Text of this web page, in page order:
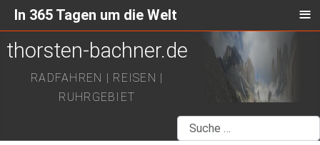
thorsten-bachner.de
RADFAHREN | REISEN |
RUHRGEBIET
Suchen
In 365 Tagen um die Welt ≡